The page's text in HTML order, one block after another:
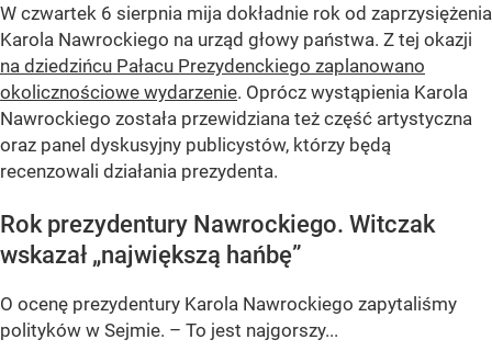
W czwartek 6 sierpnia mija dokładnie rok od zaprzysiężenia
Karola Nawrockiego na urząd głowy państwa. Z tej okazji
na dziedzińcu Pałacu Prezydenckiego zaplanowano
okolicznościowe wydarzenie. Oprócz wystąpienia Karola
Nawrockiego została przewidziana też część artystyczna
oraz panel dyskusyjny publicystów, którzy będą
recenzowali działania prezydenta.
Rok prezydentury Nawrockiego. Witczak
wskazał „największą hańbę”
O ocenę prezydentury Karola Nawrockiego zapytaliśmy
polityków w Sejmie. – To jest najgorszy...